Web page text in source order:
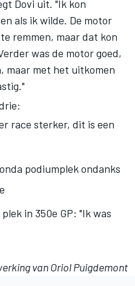
Dovi uit. "Ik kon
als ik wilde. De motor
remmen, maar dat kon
was de motor goed,
maar met het uitkomen
race sterker, dit is een
podiumplek ondanks
in 350e GP: "Ik was
van Oriol Puigdemont